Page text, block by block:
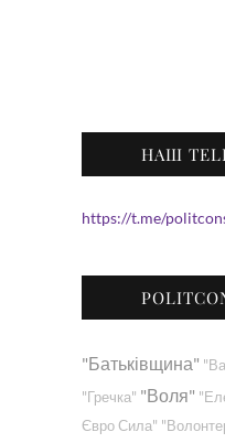
НАШ
https://t.me/
"Батьківщина"
"Гречка" "Воля"
Євро Сила"